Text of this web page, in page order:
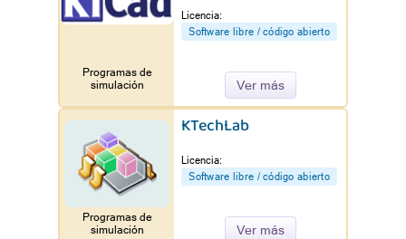
Programas de
simulación
Licencia:
Software libre / código abierto
Ver más
Programas de
simulación
KTechLab
Licencia:
Software libre / código abierto
Ver más